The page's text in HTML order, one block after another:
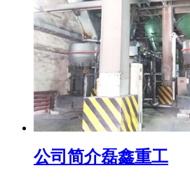
公司简介磊鑫重工